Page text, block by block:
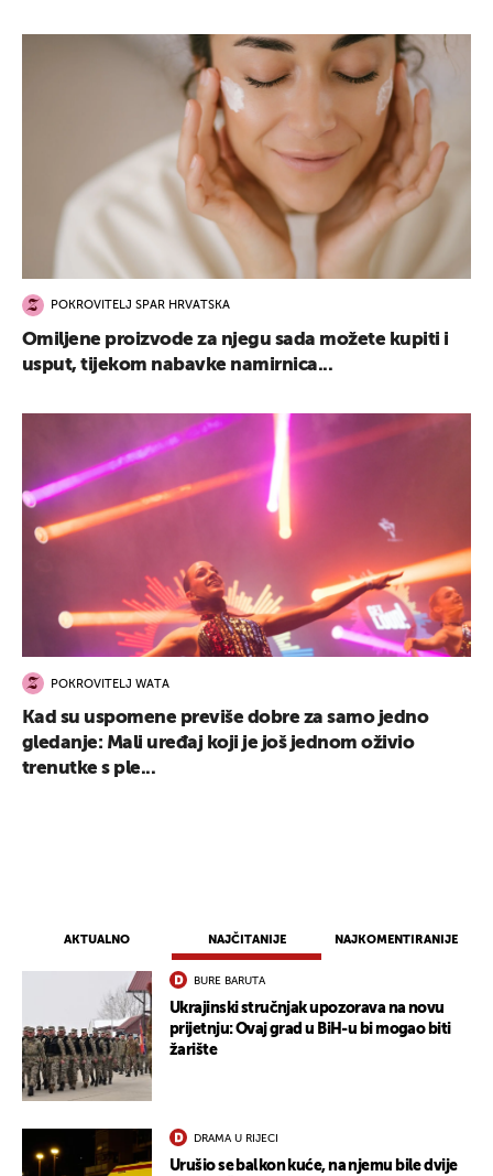
AKTUALNO NAJČITANIJE NAJKOMENTIRANIJE
BURE BARUTA
Ukrajinski stručnjak upozorava na novu
prijetnju: Ovaj grad u BiH-u bi mogao biti
žarište
DRAMA U RIJECI
Urušio se balkon kuće, na njemu bile dvije
POKROVITELJ SPAR HRVATSKA
Omiljene proizvode za njegu sada možete kupiti i
usput, tijekom nabavke namirnica...
POKROVITELJ WATA
Kad su uspomene previše dobre za samo jedno
gledanje: Mali uređaj koji je još jednom oživio
trenutke s ple...
UKLJUČITE NOTIFIKACIJE